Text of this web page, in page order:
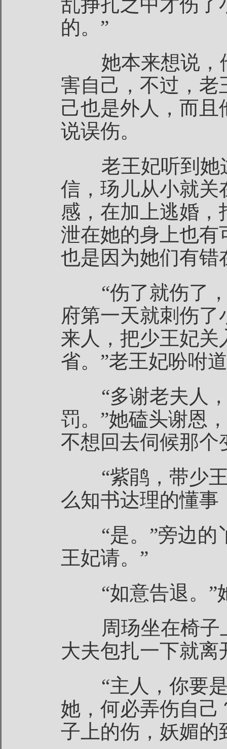
的。”
她本来想说，
害自己，不过，老
己也是外人，而
说误伤。
老王妃听到她
信，玚儿从小就关
感，在加上逃婚，
泄在她的身上也有
也是因为她们有错
“伤了就伤了，
府第一天就刺伤
来人，把少王妃关
省。”老王妃吩咐
“多谢老夫人，
罚。”她磕头谢恩
不想回去伺候那个
“紫鹃，带少王
么知书达理的懂事
“是。”旁边的
王妃请。”
“如意告退。”
周玚坐在椅子
大夫包扎一下就离
“主人，你要是
她，何必弄伤自己
子上的伤，妖媚的